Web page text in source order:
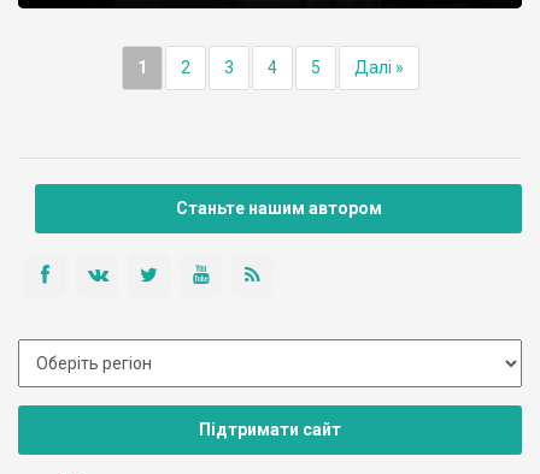
1 2 3 4 5 Далі »
Станьте нашим автором
Підтримати сайт